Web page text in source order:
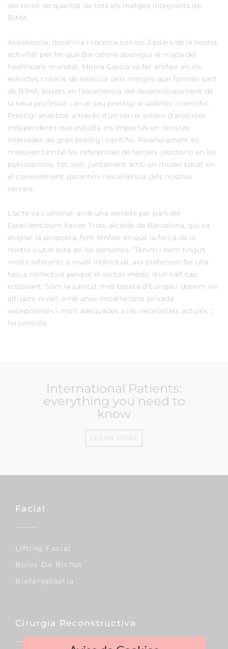
del nivell de qualitat de tots els metges integrants de
BIMA.
Assistència, docència i recerca són els 3 pilars de la nostra
activitat per fer que Barcelona aparegui al mapa del
healthcare mundial. Mireia García va fer èmfasi en els
estrictes criteris de selecció dels metges que formen part
de BIMA, basats en l'excel·lència del desenvolupament de
la seva professió i en el seu prestigi acadèmic i científic.
Prestigi analitzat a través d'un servei extern d'analistes
independents que estudia els impactes en revistes
indexades de gran prestigi científic. Paral·lelament es
mesuren també les referències de tercers (doctors) en les
publicacions. tot això, juntament amb un model basat en
el coneixement, garanteix l'excel·lència dels nostres
serveis.
L'acte va culminar amb una xerrada per part del
Excel•lentíssim Xavier Trias, alcalde de Barcelona, qui va
elogiar la proposta, fent èmfasi en que la força de la
nostra ciutat està en les persones. "Tenim i hem tingut
molts referents a nivell individual, ara pretenem fer una
tasca col·lectiva perquè el sector mèdic d'un salt cap
endavant. Som la sanitat més barata d'Europa i donem un
altíssim nivell, amb unes instal·lacions privada
excepcionals i molt adequades a les necessitats actuals ",
ha conclòs.
International Patients:
everything you need to
know
Facial
Lífting Facial
Boles De Bichat
Blefaroplastia
Cirurgia Reconstructiva